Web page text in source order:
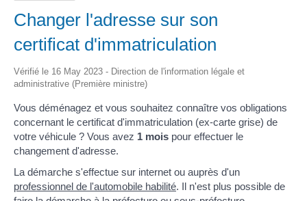
Changer l'adresse sur son
certificat d'immatriculation
Vérifié le 16 May 2023 - Direction de l'information légale et
administrative (Première ministre)
Vous déménagez et vous souhaitez connaître vos obligations
concernant le certificat d'immatriculation (ex-carte grise) de
votre véhicule ? Vous avez 1 mois pour effectuer le
changement d'adresse.
La démarche s'effectue sur internet ou auprès d'un
professionnel de l'automobile habilité. Il n'est plus possible de